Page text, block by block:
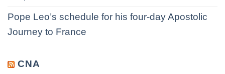
Pope Leo’s schedule for his four-day Apostolic
Journey to France
CNA